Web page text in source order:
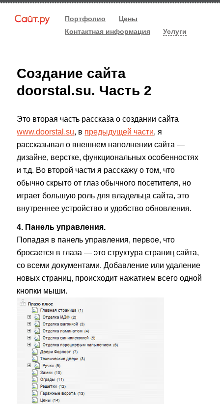
Портфолио
Цены
Контактная информация
Услуги
Создание сайта
doorstal.su. Часть 2
Это вторая часть рассказа о создании сайта
www.doorstal.su, в предыдущей части, я
рассказывал о внешнем наполнении сайта —
дизайне, верстке, функциональных особенностях
и т.д. Во второй части я расскажу о том, что
обычно скрыто от глаз обычного посетителя, но
играет большую роль для владельца сайта, это
внутреннее устройство и удобство обновления.
4. Панель управления.
Попадая в панель управления, первое, что
бросается в глаза — это структура страниц сайта,
со всеми документами. Добавление или удаление
новых страниц, происходит нажатием всего одной
кнопки мыши.